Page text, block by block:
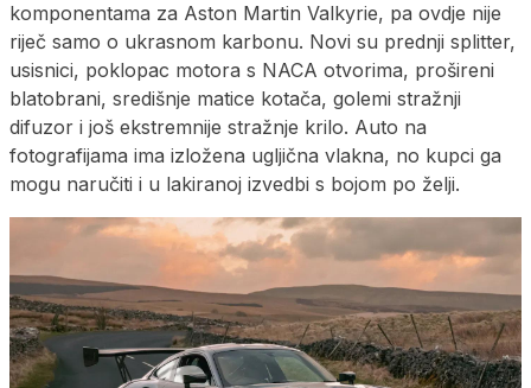
komponentama za Aston Martin Valkyrie, pa ovdje nije
riječ samo o ukrasnom karbonu. Novi su prednji splitter,
usisnici, poklopac motora s NACA otvorima, prošireni
blatobrani, središnje matice kotača, golemi stražnji
difuzor i još ekstremnije stražnje krilo. Auto na
fotografijama ima izložena ugljična vlakna, no kupci ga
mogu naručiti i u lakiranoj izvedbi s bojom po želji.